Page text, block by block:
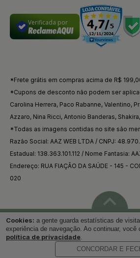
Verificada por
*Frete grátis em compras acima de R$
*Cupons de desconto não podem ser
Carolina Herrera, Paco Rabanne, Valentino,
Azzaro, Nina Ricci, Antonio Banderas,
*Todas as imagens contidas no site são
Razão Social: AAZ WEB LTDA / CNPJ:
Estadual: 138.363.101.112 / Nome Fantasia:
Endereço: RUA FIAÇÃO DA SAÚDE - 145 -
020
Voltar ao
Desenvolvido por
Cookies: a gente guarda estatísticas de
experiência de navegação. Ao continuar, você
política de privacidade.
CONCORDAR E